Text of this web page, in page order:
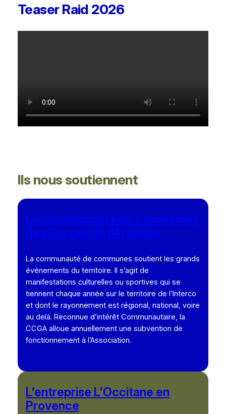
Teaser Raid 2026
Ils nous soutiennent
La Communauté de Communes
des Gorges de l’Ardèche
La communauté de communes soutient les grands
événements du territoire. Il s’agit de
manifestations culturelles ou sportives qui se
tiennent chaque année sur le territoire de l’Interco
et dont le rayonnement est régional, national, voire
au delà. Reconnue d’intérêt Communautaire, la
CCGA alloue annuellement une subvention de
fonctionnement à l’Association.
L’entreprise L’Occitane en
Provence